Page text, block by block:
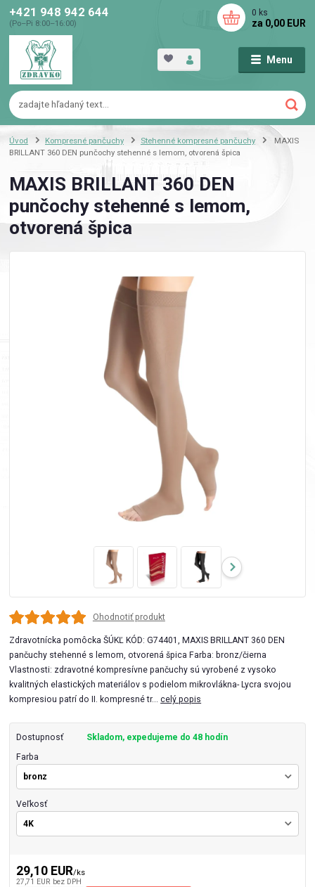
Menu
+421 948 942 644
(Po–Pi 8:00–16:00)
0 ks
za 0,00 EUR
Úvod Kompresné pančuchy Stehenné kompresné pančuchy
MAXIS
BRILLANT 360 DEN punčochy stehenné s lemom, otvorená špica
MAXIS BRILLANT 360 DEN
punčochy stehenné s lemom,
otvorená špica
Ohodnotiť produkt
Zdravotnícka pomôcka ŠÚKĽ KÓD: G74401, MAXIS BRILLANT 360 DEN
pančuchy stehenné s lemom, otvorená špica Farba: bronz/čierna
Vlastnosti: zdravotné kompresívne pančuchy sú vyrobené z vysoko
kvalitných elastických materiálov s podielom mikrovlákna- Lycra svojou
kompresiou patrí do II. kompresné tr...celý popis
Dostupnosť Skladom, expedujeme do 48 hodín
Farba
Veľkosť
29,10 EUR/ks
27,71 EUR bez DPH